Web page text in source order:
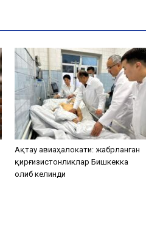
Ақтау авиаҳалокати: жабрланган
қирғизистонликлар Бишкекка
олиб келинди